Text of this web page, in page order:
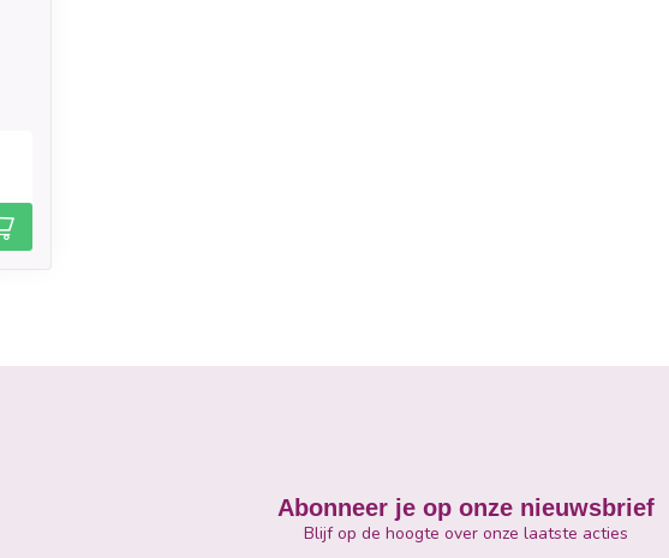
Abonneer je op onze nieuwsbrief
Blijf op de hoogte over onze laatste acties